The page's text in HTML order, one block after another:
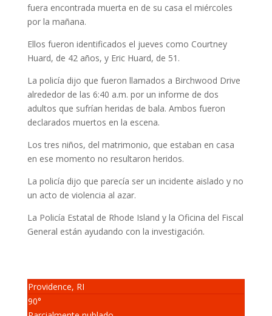
fuera encontrada muerta en de su casa el miércoles
por la mañana.
Ellos fueron identificados el jueves como Courtney
Huard, de 42 años, y Eric Huard, de 51.
La policía dijo que fueron llamados a Birchwood Drive
alrededor de las 6:40 a.m. por un informe de dos
adultos que sufrían heridas de bala. Ambos fueron
declarados muertos en la escena.
Los tres niños, del matrimonio, que estaban en casa
en ese momento no resultaron heridos.
La policía dijo que parecía ser un incidente aislado y no
un acto de violencia al azar.
La Policía Estatal de Rhode Island y la Oficina del Fiscal
General están ayudando con la investigación.
Providence, RI
90°